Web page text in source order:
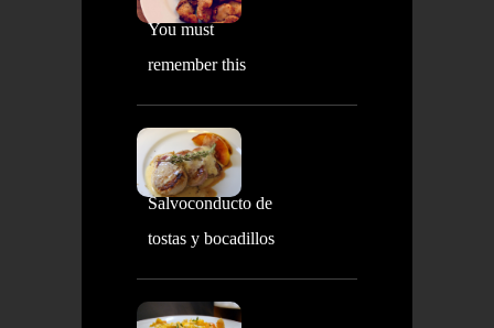
You must
remember this
Salvoconducto de
tostas y bocadillos